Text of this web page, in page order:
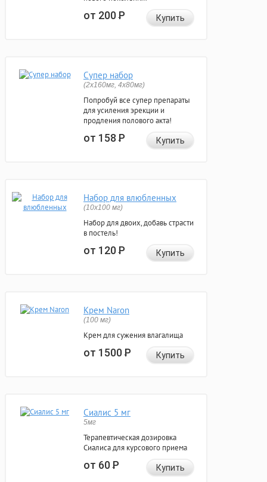
от 200Р Купить
Супер набор
(2х160мг, 4х80мг)
Попробуй все супер препараты
для усиления эрекции и
продления полового акта!
от 158Р Купить
Набор для влюбленных
(10х100 мг)
Набор для двоих, добавь страсти
в постель!
от 120Р Купить
Крем Naron
(100 мг)
Крем для сужения влагалища
от 1500Р Купить
Сиалис 5 мг
5мг
Терапевтическая дозировка
Сиалиса для курсового приема
от 60Р Купить